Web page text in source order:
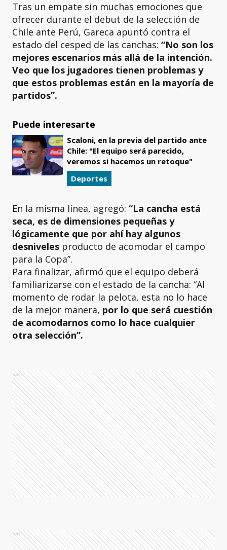
Tras un empate sin muchas emociones que
ofrecer durante el debut de la selección de
Chile ante Perú, Gareca apuntó contra el
estado del cesped de las canchas: “No son los
mejores escenarios más allá de la intención.
Veo que los jugadores tienen problemas y
que estos problemas están en la mayoría de
partidos”.
Puede interesarte
Scaloni, en la previa del partido ante
Chile: "El equipo será parecido,
veremos si hacemos un retoque"
Deportes
En la misma línea, agregó: “La cancha está
seca, es de dimensiones pequeñas y
lógicamente que por ahí hay algunos
desniveles producto de acomodar el campo
para la Copa”.
Para finalizar, afirmó que el equipo deberá
familiarizarse con el estado de la cancha: “Al
momento de rodar la pelota, esta no lo hace
de la mejor manera, por lo que será cuestión
de acomodarnos como lo hace cualquier
otra selección”.
Ads
Ads